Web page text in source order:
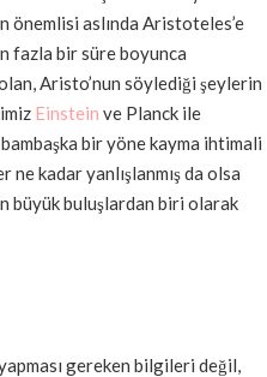
önemlisi aslında Aristoteles’e
fazla bir süre boyunca
Aristo’nun söylediği şeylerin
Einstein ve Planck ile
bir yöne kayma ihtimali
kadar yanlışlanmış da olsa
büyük buluşlardan biri olarak
gereken bilgileri değil,